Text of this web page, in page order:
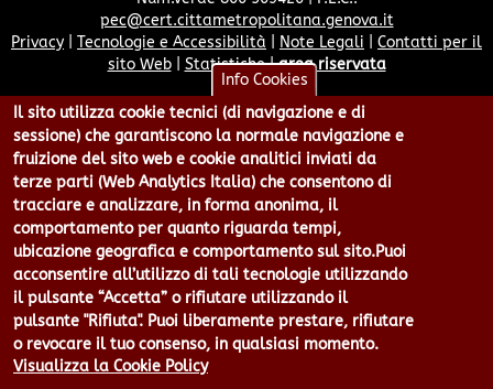
pec@cert.cittametropolitana.genova.it
Privacy
Tecnologie e Accessibilità Note Legali
Contatti per il
sito Web| Statistiche|area riservata
Info Cookies
Il sito utilizza cookie tecnici (di navigazione e di
sessione) che garantiscono la normale navigazione e
fruizione del sito web e cookie analitici inviati da
terze parti (Web Analytics Italia) che consentono di
tracciare e analizzare, in forma anonima, il
comportamento per quanto riguarda tempi,
ubicazione geografica e comportamento sul sito.Puoi
acconsentire all’utilizzo di tali tecnologie utilizzando
il pulsante “Accetta” o rifiutare utilizzando il
pulsante "Rifiuta". Puoi liberamente prestare, rifiutare
o revocare il tuo consenso, in qualsiasi momento.
Visualizza la Cookie Policy